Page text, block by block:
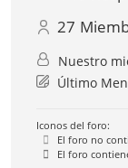
27
Nuestro
Último
Iconos del foro:
El foro no
El foro